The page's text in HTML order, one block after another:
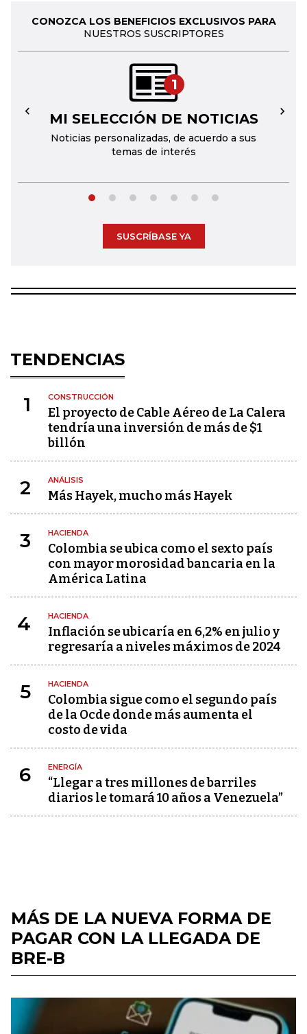
CONOZCA LOS BENEFICIOS EXCLUSIVOS PARA
NUESTROS SUSCRIPTORES
1
MI SELECCIÓN DE NOTICIAS
Noticias personalizadas, de acuerdo a sus
temas de interés
← →
SUSCRÍBASE YA
TENDENCIAS
1 CONSTRUCCIÓN
El proyecto de Cable Aéreo de La Calera
tendría una inversión de más de $1
billón
2 ANÁLISIS
Más Hayek, mucho más Hayek
3 HACIENDA
Colombia se ubica como el sexto país
con mayor morosidad bancaria en la
América Latina
4 HACIENDA
Inflación se ubicaría en 6,2% en julio y
regresaría a niveles máximos de 2024
5 HACIENDA
Colombia sigue como el segundo país
de la Ocde donde más aumenta el
costo de vida
6 ENERGÍA
“Llegar a tres millones de barriles
diarios le tomará 10 años a Venezuela”
MÁS DE LA NUEVA FORMA DE
PAGAR CON LA LLEGADA DE
BRE-B